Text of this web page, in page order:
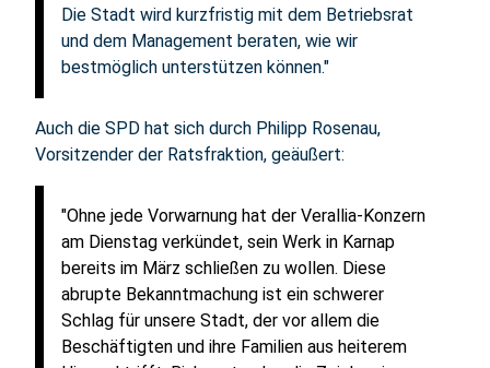
Die Stadt wird kurzfristig mit dem Betriebsrat
und dem Management beraten, wie wir
bestmöglich unterstützen können."
Auch die SPD hat sich durch Philipp Rosenau,
Vorsitzender der Ratsfraktion, geäußert:
"Ohne jede Vorwarnung hat der Verallia-Konzern
am Dienstag verkündet, sein Werk in Karnap
bereits im März schließen zu wollen. Diese
abrupte Bekanntmachung ist ein schwerer
Schlag für unsere Stadt, der vor allem die
Beschäftigten und ihre Familien aus heiterem